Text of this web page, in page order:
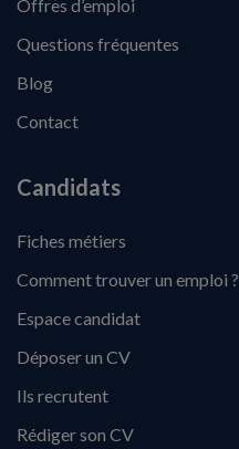
Offres d’emploi
Questions fréquentes
Blog
Contact
Candidats
Fiches métiers
Comment trouver un emploi ?
Espace candidat
Déposer un CV
Ils recrutent
Rédiger son CV